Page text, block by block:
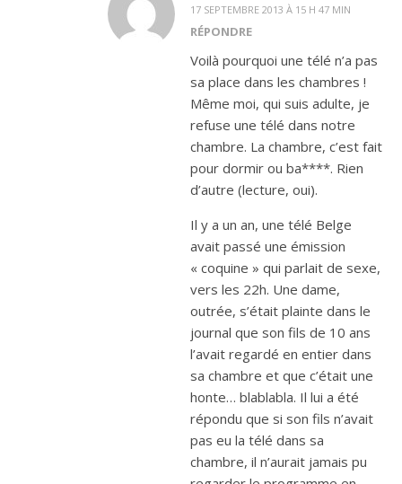
17 SEPTEMBRE 2013 À 15 H 47 MIN
RÉPONDRE
Voilà pourquoi une télé n’a pas
sa place dans les chambres !
Même moi, qui suis adulte, je
refuse une télé dans notre
chambre. La chambre, c’est fait
pour dormir ou ba****. Rien
d’autre (lecture, oui).
Il y a un an, une télé Belge
avait passé une émission
« coquine » qui parlait de sexe,
vers les 22h. Une dame,
outrée, s’était plainte dans le
journal que son fils de 10 ans
l’avait regardé en entier dans
sa chambre et que c’était une
honte… blablabla. Il lui a été
répondu que si son fils n’avait
pas eu la télé dans sa
chambre, il n’aurait jamais pu